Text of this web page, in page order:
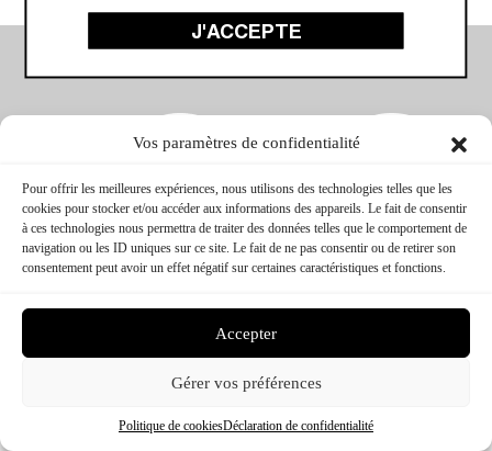
Vos paramètres de confidentialité
Pour offrir les meilleures expériences, nous utilisons des technologies telles que les
cookies pour stocker et/ou accéder aux informations des appareils. Le fait de consentir
à ces technologies nous permettra de traiter des données telles que le comportement de
navigation ou les ID uniques sur ce site. Le fait de ne pas consentir ou de retirer son
consentement peut avoir un effet négatif sur certaines caractéristiques et fonctions.
Accepter
Gérer vos préférences
Politique de cookiesDéclaration de confidentialité
CTC FORMATION © 2026 – TOUS DROITS RÉSERVÉS
MENTIONS LÉGALES
J'ACCEPTE